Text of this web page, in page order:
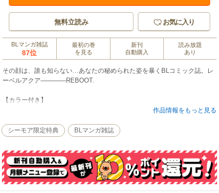
無料立読み お気に入り
BLマンガ雑誌
87位
最初の巻
を見る
新刊
自動購入
読み放題
あり
その顔は、誰も知らない…あなたの秘められた姿を暴くBLコミック誌。レ
ーベルアクア――――REBOOT.
【カラー付き】
こいでみえこ×菅野 彰［闇に哭く光～Undercover Cop～］
んな中、マリアが人質となり……!?
木内結子［傷口にはキスで啼かせて]
常盤に自分が役者だと知られていたことにショックを受ける望月。その
頃、常盤の店に鈴原は訪ねに来て…?
作品情報をもっと見る
シーモア限定特典 BLマンガ雑誌